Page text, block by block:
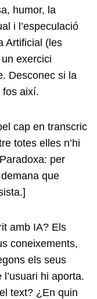
humor, la
i l’especulació
Artificial (les
exercici
Desconec si la
fos així.
cap en transcric
totes elles n’hi
per
que
amb IA? Els
coneixements,
els seus
hi aporta.
text? ¿En quin